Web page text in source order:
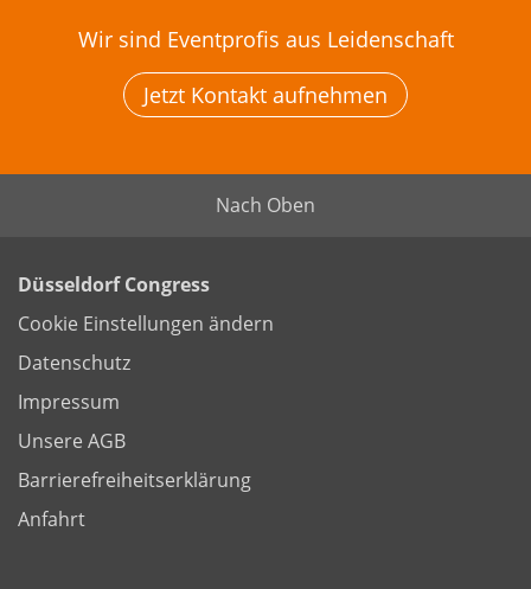
Wir sind Eventprofis aus Leidenschaft
Jetzt Kontakt aufnehmen
Nach Oben
Düsseldorf Congress
Cookie Einstellungen ändern
Datenschutz
Impressum
Unsere AGB
Barrierefreiheitserklärung
Anfahrt